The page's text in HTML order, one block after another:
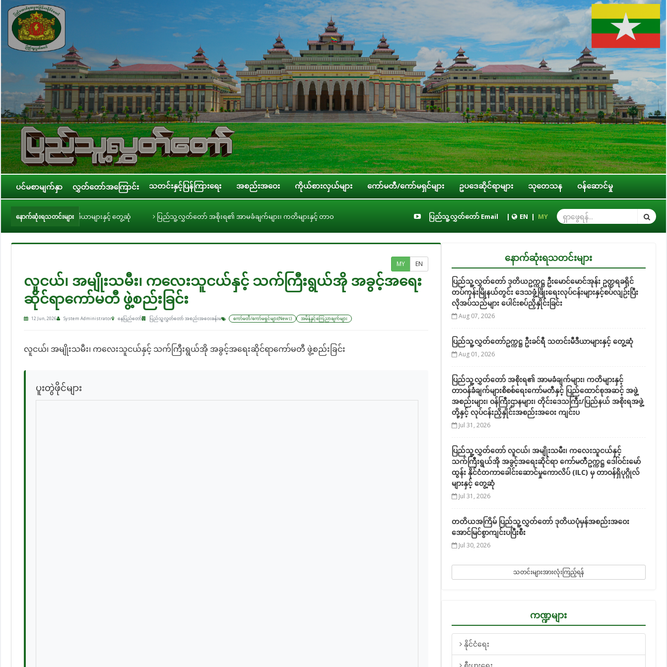
ပင်မစာမျက်နှာ လွှတ်တော်အကြောင်း သတင်းနှင့်ပြန်ကြားရေး အစည်းအဝေး ကိုယ်စားလှယ်များ ကော်မတီ/ကော်မရှင်များ ဥပဒေဆိုင်ရာများ သုတေသန ဝန်ဆောင်မှု
နောက်ဆုံးရသတင်းများ
းမီဒီယာများနှင့် တွေ့ဆုံ ပြည်သူ့လွှတ်တော် အစိုးရ၏ အာမခံချက်များ၊ ကတိများနှင့် တာဝန်ခံချက်များစိစစ်ရေးကော်မတီနှင့် ပြည်ထောင်စုအဆင့် အဖွဲ့အစည်းများ၊ ဝန်ကြီးဌာနများ၊ တိုင်းဒေသကြီး/ပြည်နယ် အစိုးရအဖွဲ့တို့နှင့် လုပ်ငန်းညှိနှို
ပြည်သူ့လွှတ်တော် Email | EN | MY
MY EN
လူငယ်၊ အမျိုးသမီး၊ ကလေးသူငယ်နှင့် သက်ကြီးရွယ်အို အခွင့်အရေး
ဆိုင်ရာကော်မတီ ဖွဲ့စည်းခြင်း
12 Jun, 2026 System Administrator နေပြည်တော် ပြည်သူ့လွှတ်တော် အစည်းအဝေးခန်းမ ကော်မတီ/ကော်မရှင်များ(News) အမိန့်နှင့်ကြေညာချက်များ
လူငယ်၊ အမျိုးသမီး၊ ကလေးသူငယ်နှင့် သက်ကြီးရွယ်အို အခွင့်အရေးဆိုင်ရာကော်မတီ ဖွဲ့စည်းခြင်း
ပူးတွဲဖိုင်များ
နောက်ဆုံးရသတင်းများ
ပြည်သူ့လွှတ်တော် ဒုတိယဥက္ကဋ္ဌ ဦးမောင်မောင်အုန်း ဥတ္တရခရိုင်
တပ်ကုန်းမြိုနယ်တွင်း ဒေသဖွံ့ဖြိုးရေးလုပ်ငန်းများနှင့်စပ်လျဉ်းပြီး
လိုအပ်သည်များ ပေါင်းစပ်ညှိနှိုင်းခြင်း
Aug 07, 2026
ပြည်သူ့လွှတ်တော်ဥက္ကဋ္ဌ ဦးခင်ရီ သတင်းမီဒီယာများနှင့် တွေ့ဆုံ
Aug 01, 2026
ပြည်သူ့လွှတ်တော် အစိုးရ၏ အာမခံချက်များ၊ ကတိများနှင့်
တာဝန်ခံချက်များစိစစ်ရေးကော်မတီနှင့် ပြည်ထောင်စုအဆင့် အဖွဲ့
အစည်းများ၊ ဝန်ကြီးဌာနများ၊ တိုင်းဒေသကြီး/ပြည်နယ် အစိုးရအဖွဲ့
တို့နှင့် လုပ်ငန်းညှိနှိုင်းအစည်းအဝေး ကျင်းပ
Jul 31, 2026
ပြည်သူ့လွှတ်တော် လူငယ်၊ အမျိုးသမီး၊ ကလေးသူငယ်နှင့်
သက်ကြီးရွယ်အို အခွင့်အရေးဆိုင်ရာ ကော်မတီဥက္ကဋ္ဌ ဒေါ်ဝင်းမော်
ထွန်း နိုင်ငံတကာခေါင်းဆောင်မှုကောလိပ် (ILC) မှ တာဝန်ရှိပုဂ္ဂိုလ်
များနှင့် တွေ့ဆုံ
Jul 31, 2026
တတိယအကြိမ် ပြည်သူ့လွှတ်တော် ဒုတိယပုံမှန်အစည်းအဝေး
အောင်မြင်စွာကျင်းပပြီးစီး
Jul 30, 2026
သတင်းများအားလုံးကြည့်ရန်
ကဏ္ဍများ
နိုင်ငံရေး